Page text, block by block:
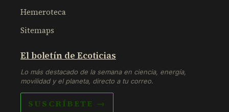
Hemeroteca
Sitemaps
El boletín de Ecoticias
Lo más destacado de la semana en ciencia, energía,
movilidad y el planeta, directo a tu correo.
SUSCRÍBETE →